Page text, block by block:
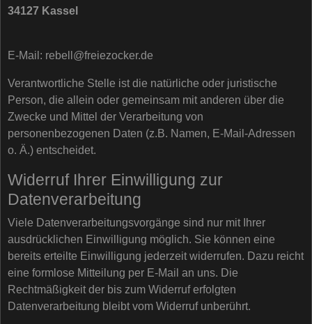
34127 Kassel
E-Mail: rebell@freiezocker.de
Verantwortliche Stelle ist die natürliche oder juristische
Person, die allein oder gemeinsam mit anderen über die
Zwecke und Mittel der Verarbeitung von
personenbezogenen Daten (z.B. Namen, E-Mail-Adressen
o. Ä.) entscheidet.
Widerruf Ihrer Einwilligung zur
Datenverarbeitung
Viele Datenverarbeitungsvorgänge sind nur mit Ihrer
ausdrücklichen Einwilligung möglich. Sie können eine
bereits erteilte Einwilligung jederzeit widerrufen. Dazu reicht
eine formlose Mitteilung per E-Mail an uns. Die
Rechtmäßigkeit der bis zum Widerruf erfolgten
Datenverarbeitung bleibt vom Widerruf unberührt.